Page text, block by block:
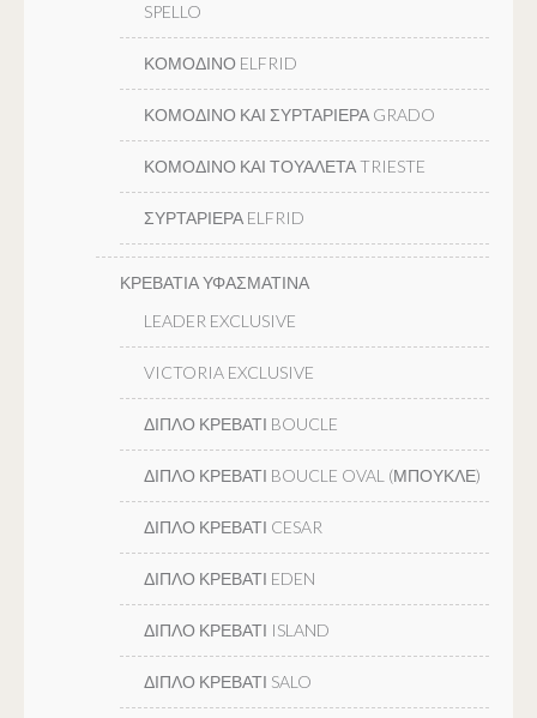
SPELLO
ΚΟΜΟΔΙΝΟ ELFRID
ΚΟΜΟΔΙΝΟ ΚΑΙ ΣΥΡΤΑΡΙΕΡΑ GRADO
ΚΟΜΟΔΙΝΟ ΚΑΙ ΤΟΥΑΛΕΤΑ TRIESTE
ΣΥΡΤΑΡΙΕΡΑ ELFRID
ΚΡΕΒΑΤΙΑ ΥΦΑΣΜΑΤΙΝΑ
LEADER EXCLUSIVE
VICTORIA EXCLUSIVE
ΔΙΠΛΟ ΚΡΕΒΑΤΙ BOUCLE
ΔΙΠΛΟ ΚΡΕΒΑΤΙ BOUCLE OVAL (ΜΠΟΥΚΛΕ)
ΔΙΠΛΟ ΚΡΕΒΑΤΙ CESAR
ΔΙΠΛΟ ΚΡΕΒΑΤΙ EDEN
ΔΙΠΛΟ ΚΡΕΒΑΤΙ ISLAND
ΔΙΠΛΟ ΚΡΕΒΑΤΙ SALO